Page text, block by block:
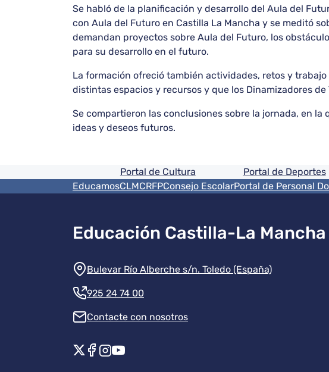
Se habló de la planificación y desarrollo del Aula del
con Aula del Futuro en Castilla La Mancha y se meditó
demandan proyectos sobre Aula del Futuro, los
para su desarrollo en el futuro.
La formación ofreció también actividades, retos y
distintas espacios y recursos y que los Dinamizadores
Se compartieron las conclusiones sobre la jornada, en
ideas y deseos futuros.
Pie de pagina información
Portal de Cultura Portal de Deportes
Menú del pie
EducamosCLMCRFPConsejo EscolarPortal de Personal
Educación Castilla-La Mancha
Información de la institución
Bulevar Río Alberche s/n. Toledo (España)
925 24 74 00
Contacte con nosotros
Redes sociales institución